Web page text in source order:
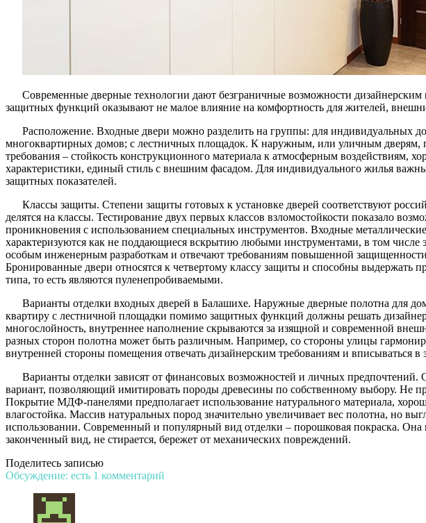
Современные дверные технологии дают безграничные возможности
защитных функций оказывают не малое влияние на комфортность для жителей,
Расположение. Входные двери можно разделить на группы: для индивидуальных
многоквартирных домов; с лестничных площадок. К наружным, или уличным дверям,
требования – стойкость конструкционного материала к атмосферным воздействиям,
характеристики, единый стиль с внешним фасадом. Для индивидуального жилья
защитных показателей.
Классы защиты. Степени защиты готовых к установке дверей соответствуют
делятся на классы. Тестирование двух первых классов взломостойкости показало
проникновения с использованием специальных инструментов. Входные металлические
характеризуются как не поддающиеся вскрытию любыми инструментами, в том числе
особым инженерным разработкам и отвечают требованиям повышенной
Бронированные двери относятся к четвертому классу защиты и способны выдержать
типа, то есть являются пуленепробиваемыми.
Варианты отделки входных дверей в Балашихе. Наружные дверные полотна для
квартиру с лестничной площадки помимо защитных функций должны решать
многослойность, внутреннее наполнение скрываются за изящной и современной
разных сторон полотна может быть различным. Например, со стороны улицы
внутренней стороны помещения отвечать дизайнерским требованиям и вписываться в
Варианты отделки зависят от финансовых возможностей и личных предпочтений.
вариант, позволяющий имитировать породы древесины по собственному выбору. Не
Покрытие МДФ-панелями предполагает использование натурального материала,
влагостойка. Массив натуральных пород значительно увеличивает вес полотна, но
использовании. Современный и популярный вид отделки – порошковая покраска. Она
законченный вид, не стирается, бережет от механических повреждений.
Поделитесь записью
Обсуждение: есть 1 комментарий